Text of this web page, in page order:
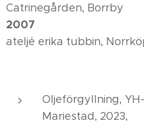
Catrinegården, Borrby
2007
ateljé erika tubbin,
Oljeförgyllning,
Mariestad, 2023,